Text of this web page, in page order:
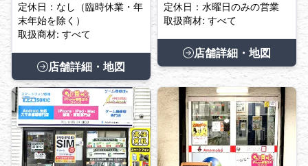
定休日：なし（臨時休業・年
末年始を除く）
取扱商材: すべて
店舗詳細・地図
定休日：水曜日のみの営業
取扱商材: すべて
店舗詳細・地図